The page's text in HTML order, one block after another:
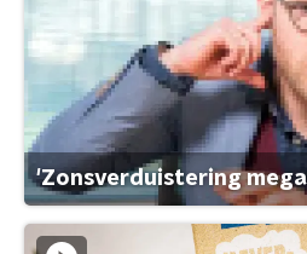
'Zonsverduistering